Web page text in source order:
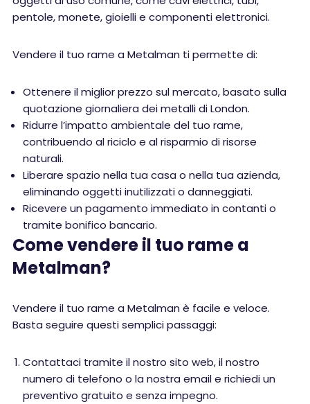
pentole, monete, gioielli e componenti elettronici.
Vendere il tuo rame a Metalman ti permette di:
Ottenere il miglior prezzo sul mercato, basato sulla
quotazione giornaliera dei metalli di London.
Ridurre l’impatto ambientale del tuo rame,
contribuendo al riciclo e al risparmio di risorse
naturali.
Liberare spazio nella tua casa o nella tua azienda,
eliminando oggetti inutilizzati o danneggiati.
Ricevere un pagamento immediato in contanti o
tramite bonifico bancario.
Come vendere il tuo rame a
Metalman?
Vendere il tuo rame a Metalman è facile e veloce.
Basta seguire questi semplici passaggi:
Contattaci tramite il nostro sito web, il nostro
numero di telefono o la nostra email e richiedi un
preventivo gratuito e senza impegno.